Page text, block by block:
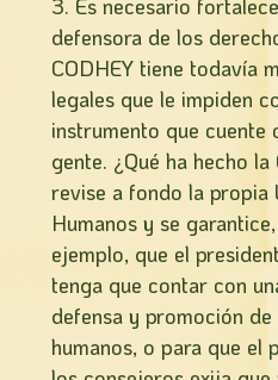
3. Es necesario
defensora de los
CODHEY tiene todavía
legales que le impiden
instrumento que cuente
gente. ¿Qué ha hecho
revise a fondo la propia
Humanos y se
ejemplo, que el
tenga que contar con
defensa y promoción
humanos, o para que el